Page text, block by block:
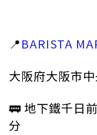
📍BARISTA
大阪府大阪市
🚃 地下鐵千日
分